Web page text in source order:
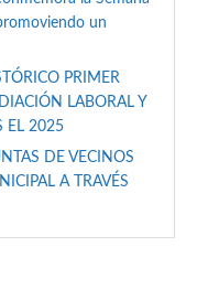
un
PRIMER
LABORAL Y
EL 2025
DE VECINOS
A TRAVÉS